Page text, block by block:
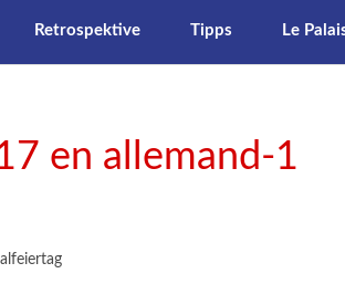
Retrospektive Tipps Le
en allemand-1